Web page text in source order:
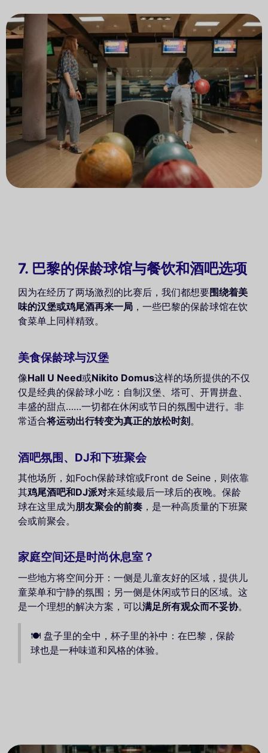
7. 巴黎的保龄球馆与餐饮和酒吧选项
因为在经历了两场激烈的比赛后，我们都想要围绕着美
味的汉堡或鸡尾酒再来一局 ，一些巴黎的保龄球馆在饮
食菜单上同样精致。
美食保龄球与汉堡
像Hall U Need或Nikito Domus这样的场所提供的不仅
仅是经典的保龄球小吃：自制汉堡、塔可、开胃拼盘、
丰盛的甜点……一切都在休闲或节日的氛围中进行。非
常适合将运动出行转变为真正的放松时刻 。
酒吧氛围、DJ和下班聚会
其他场所，如Foch保龄球馆或Front de Seine，则依靠
其鸡尾酒吧和DJ派对来延续最后一球后的夜晚。保龄
球在这里成为朋友聚会的前奏 ，是一种高质量的下班聚
会或前聚会。
家庭空间还是时尚休息室？
一些地方将空间分开：一侧是儿童友好的区域，提供儿
童菜单和宁静的氛围；另一侧是休闲或节日的区域。这
是一个理想的解决方案，可以满足所有观众而不妥协。
🍽️ 盘子里的全中，杯子里的补中：在巴黎，保龄
球也是一种味道和风格的体验。